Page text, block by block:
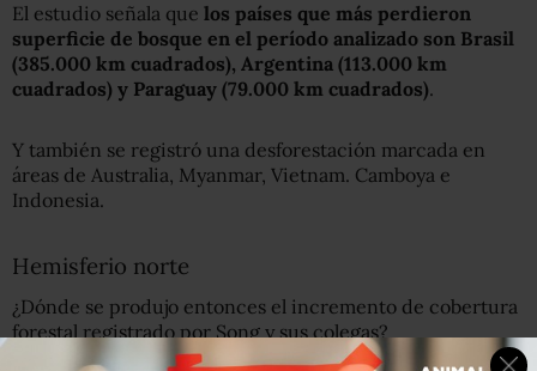
El estudio señala que los países que más perdieron
superficie de bosque en el período analizado son Brasil
(385.000 km cuadrados), Argentina (113.000 km
cuadrados) y Paraguay (79.000 km cuadrados).
Y también se registró una desforestación marcada en
áreas de Australia, Myanmar, Vietnam. Camboya e
Indonesia.
Hemisferio norte
¿Dónde se produjo entonces el incremento de cobertura
forestal registrado por Song y sus colegas?